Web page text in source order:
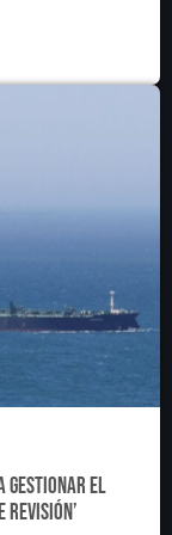
gestionar el
revisión’